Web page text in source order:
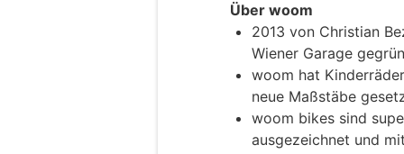
Über woom
2013 von Christian
Wiener Garage
woom hat
neue Maßstäbe
woom bikes sind
ausgezeichnet und